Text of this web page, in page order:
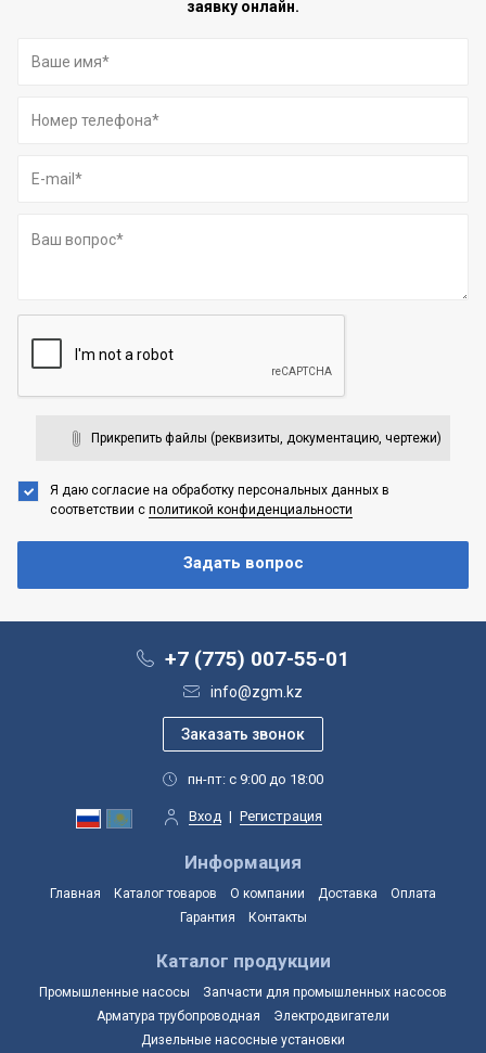
заявку онлайн.
Прикрепить файлы (реквизиты, документацию, чертежи)
Я даю согласие на обработку персональных данных в
соответствии с политикой конфиденциальности
+7 (775) 007-55-01
info@zgm.kz
пн-пт: с 9:00 до 18:00
Вход | Регистрация
Информация
Главная Каталог товаров О компании Доставка
Оплата
Гарантия
Контакты
Каталог продукции
Промышленные насосы
Запчасти для промышленных насосов
Арматура трубопроводная
Электродвигатели
Дизельные насосные установки